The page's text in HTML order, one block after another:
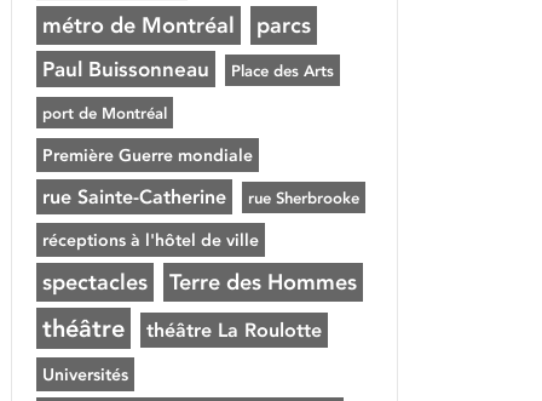
métro de Montréal parcs
Paul Buissonneau Place des Arts
port de Montréal
Première Guerre mondiale
rue Sainte-Catherine rue Sherbrooke
réceptions à l'hôtel de ville
spectacles Terre des Hommes
théâtre théâtre La Roulotte
Universités